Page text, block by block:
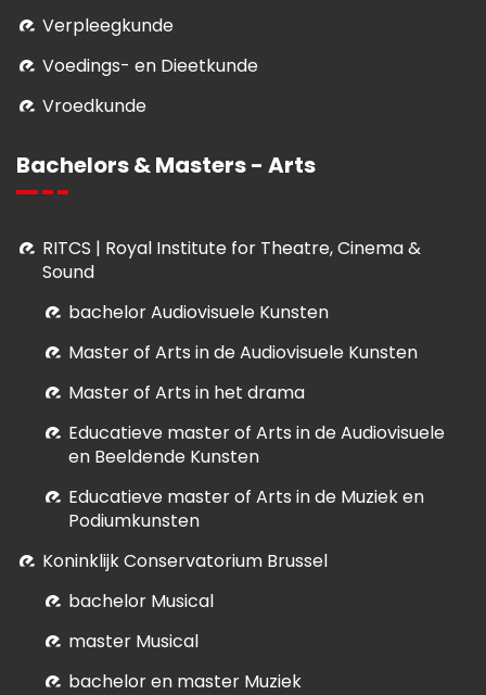
Verpleegkunde
Voedings- en Dieetkunde
Vroedkunde
Bachelors & Masters - Arts
RITCS | Royal Institute for Theatre, Cinema &
Sound
bachelor Audiovisuele Kunsten
Master of Arts in de Audiovisuele Kunsten
Master of Arts in het drama
Educatieve master of Arts in de Audiovisuele
en Beeldende Kunsten
Educatieve master of Arts in de Muziek en
Podiumkunsten
Koninklijk Conservatorium Brussel
bachelor Musical
master Musical
bachelor en master Muziek